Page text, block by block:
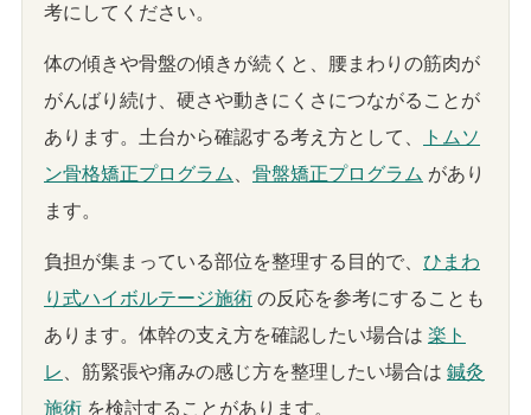
考にしてください。
体の傾きや骨盤の傾きが続くと、腰まわりの筋肉が
がんばり続け、硬さや動きにくさにつながることが
あります。土台から確認する考え方として、
トムソ
ン骨格矯正プログラム
骨盤矯正プログラム があり
ます。
負担が集まっている部位を整理する目的で、 ひまわ
り式ハイボルテージ施術 の反応を参考にすることも
あります。体幹の支え方を確認したい場合は 楽ト
レ
、筋緊張や痛みの感じ方を整理したい場合は 鍼灸
施術 を検討することがあります。